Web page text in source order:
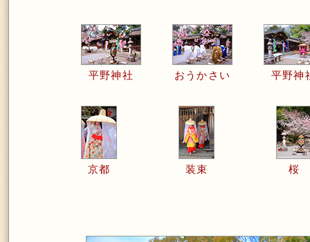
平野神社 おうかさい 平野神
京都 装束 桜